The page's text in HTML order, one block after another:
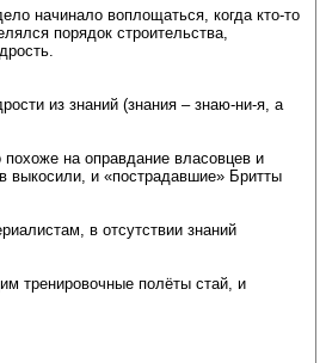
начинало воплощаться, когда кто-то
порядок строительства,
из знаний (знания – знаю-ни-я, а
на оправдание власовцев и
выкосили, и «пострадавшие» Бритты
в отсутствии знаний
тренировочные полёты стай, и